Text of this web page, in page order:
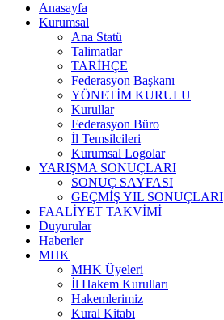
Anasayfa
Kurumsal
Ana Statü
Talimatlar
TARİHÇE
Federasyon Başkanı
YÖNETİM KURULU
Kurullar
Federasyon Büro
İl Temsilcileri
Kurumsal Logolar
YARIŞMA SONUÇLARI
SONUÇ SAYFASI
GEÇMİŞ YIL SONUÇLARI
FAALİYET TAKVİMİ
Duyurular
Haberler
MHK
MHK Üyeleri
İl Hakem Kurulları
Hakemlerimiz
Kural Kitabı